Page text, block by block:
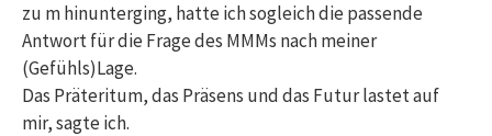
zu m hinunterging, hatte ich sogleich die passende
Antwort für die Frage des MMMs nach meiner
(Gefühls)Lage.
Das Präteritum, das Präsens und das Futur lastet auf
mir, sagte ich.